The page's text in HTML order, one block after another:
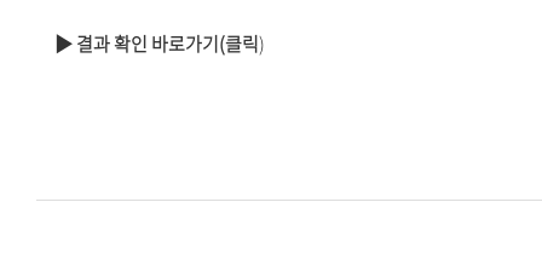
▶ 결과 확인 바로가기(클릭)